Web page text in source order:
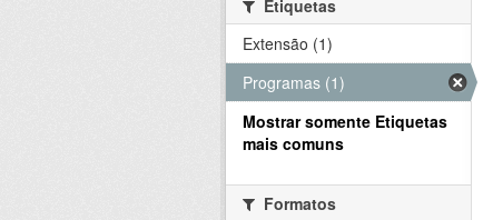
Etiquetas
Extensão (1)
Programas (1)
Mostrar somente Etiquetas
mais comuns
Formatos